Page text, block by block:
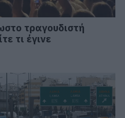
τραγουδιστή
τι έγινε